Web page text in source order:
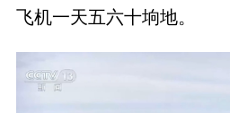
飞机一天五六十垧地。